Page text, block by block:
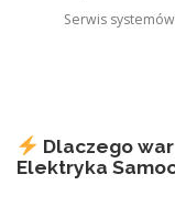
Serwis
Dlaczego
Elektryka